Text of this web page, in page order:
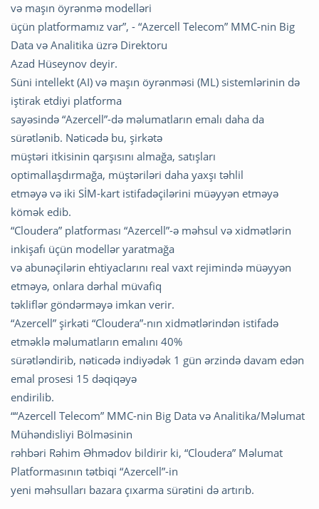
və maşın öyrənmə modelləri
üçün platformamız var”, - “Azercell Telecom” MMC-nin Big
Data və Analitika üzrə Direktoru
Azad Hüseynov deyir.
Süni intellekt (AI) və maşın öyrənməsi (ML) sistemlərinin də
iştirak etdiyi platforma
sayəsində “Azercell”-də məlumatların emalı daha da
sürətlənib. Nəticədə bu, şirkətə
müştəri itkisinin qarşısını almağa, satışları
optimallaşdırmağa, müştəriləri daha yaxşı təhlil
etməyə və iki SİM-kart istifadəçilərini müəyyən etməyə
kömək edib.
“Cloudera” platforması “Azercell”-ə məhsul və xidmətlərin
inkişafı üçün modellər yaratmağa
və abunəçilərin ehtiyaclarını real vaxt rejimində müəyyən
etməyə, onlara dərhal müvafiq
təkliflər göndərməyə imkan verir.
“Azercell” şirkəti “Cloudera”-nın xidmətlərindən istifadə
etməklə məlumatların emalını 40%
sürətləndirib, nəticədə indiyədək 1 gün ərzində davam edən
emal prosesi 15 dəqiqəyə
endirilib.
““Azercell Telecom” MMC-nin Big Data və Analitika/Məlumat
Mühəndisliyi Bölməsinin
rəhbəri Rəhim Əhmədov bildirir ki, “Cloudera” Məlumat
Platformasının tətbiqi “Azercell”-in
yeni məhsulları bazara çıxarma sürətini də artırıb.